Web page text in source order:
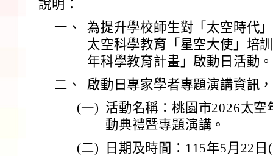
說明：
一、
為提升學校師生對「太空時代
太空科學教育「星空大使」培
年科學教育計畫」啟動日活動。
二、
啟動日專家學者專題演講資訊
(一) 活動名稱：桃園市2026太空
動典禮暨專題演講。
(二)
日期及時間：115年5月22